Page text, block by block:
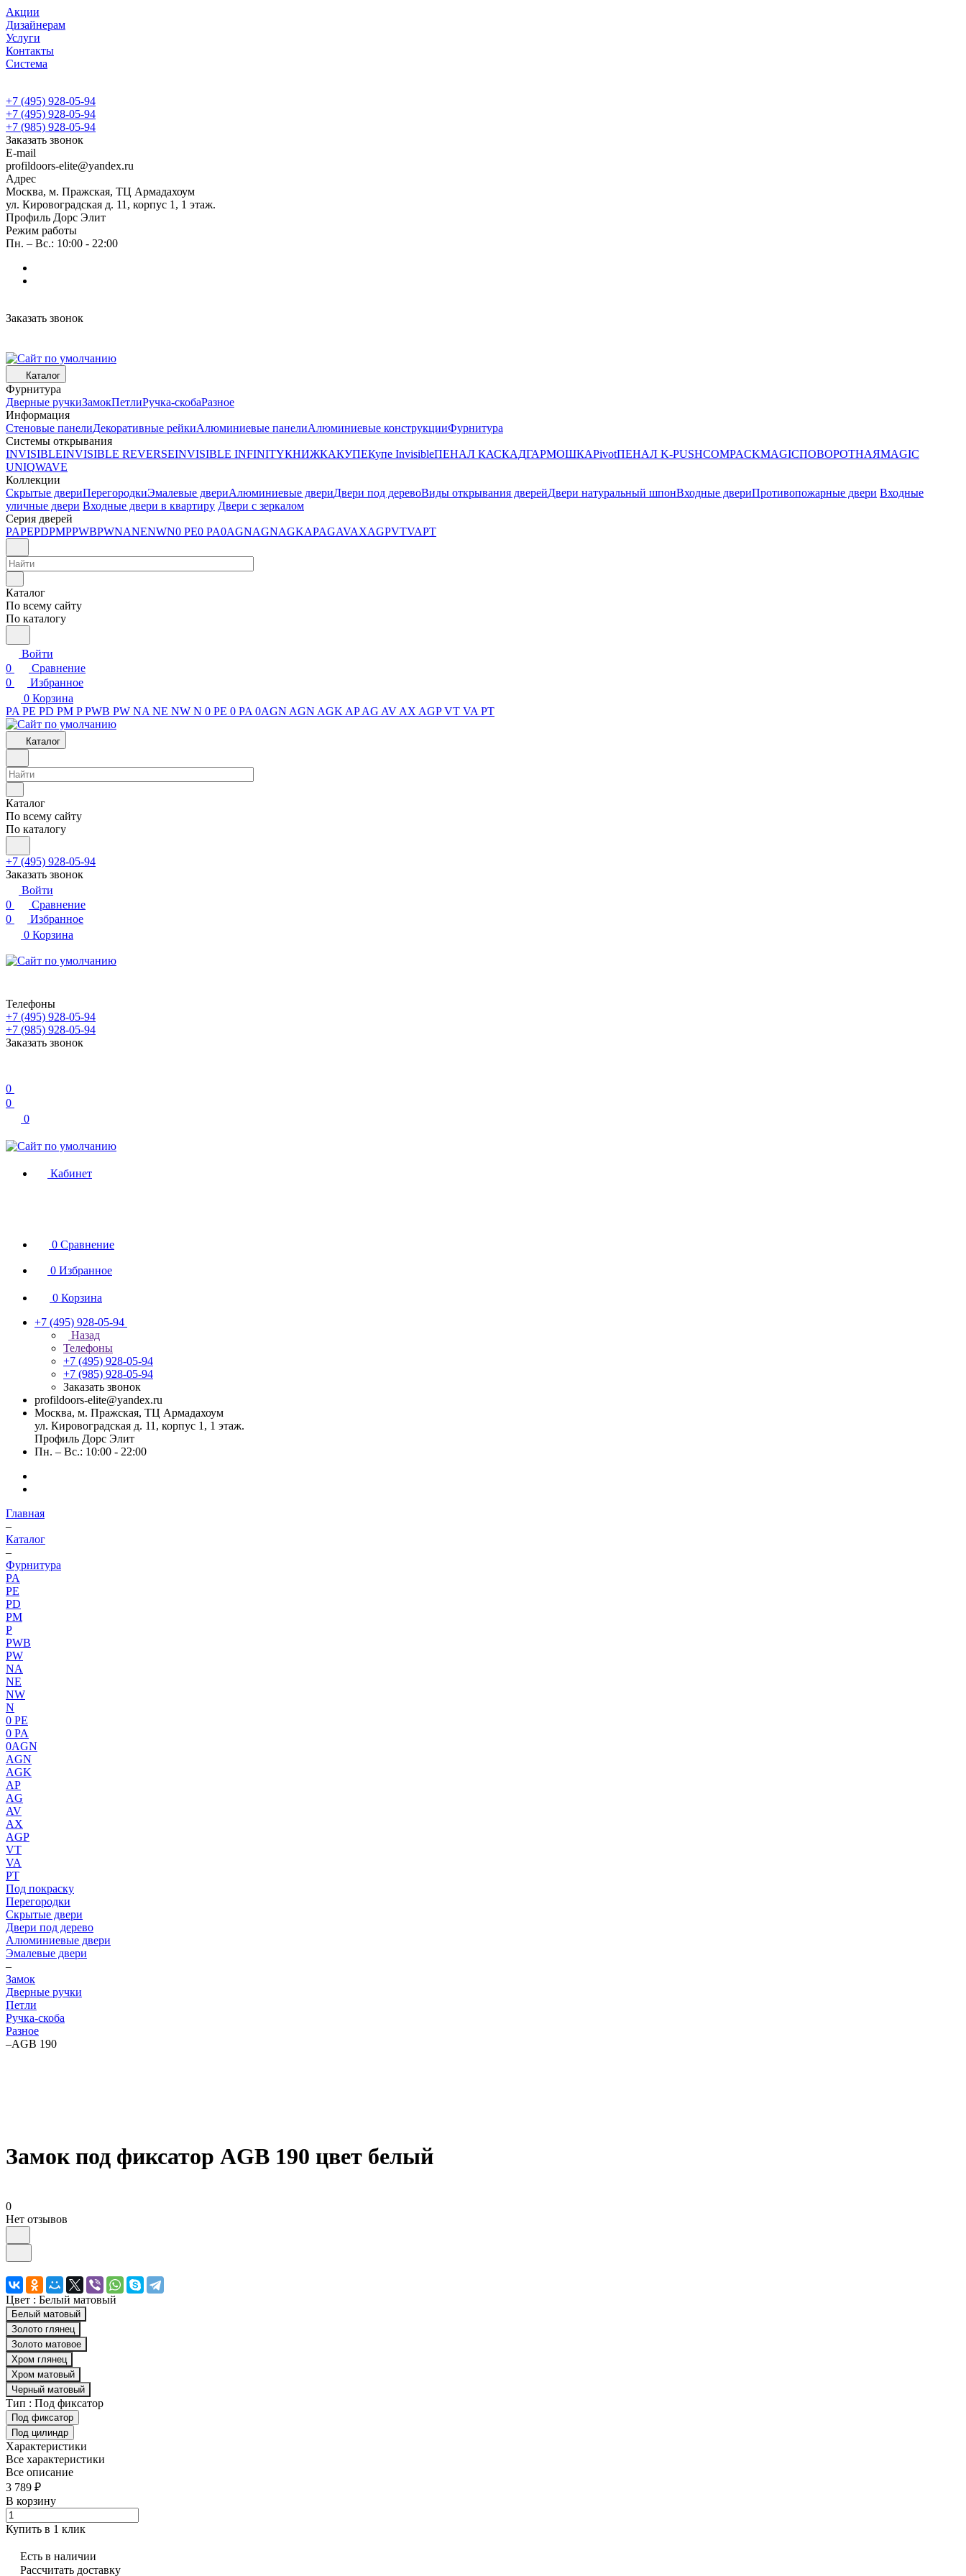
Акции
Дизайнерам
Услуги
Контакты
Система
+7 (495) 928-05-94
+7 (495) 928-05-94
+7 (985) 928-05-94
Заказать звонок
E-mail
profildoors-elite@yandex.ru
Адрес
Москва, м. Пражская, ТЦ Армадахоум
ул. Кировоградская д. 11, корпус 1, 1 этаж.
Профиль Дорс Элит
Режим работы
Пн. – Вс.: 10:00 - 22:00
Заказать звонок
Каталог
Фурнитура
Дверные ручкиЗамокПетлиРучка-скобаРазное
Информация
Стеновые панелиДекоративные рейкиАлюминиевые панелиАлюминиевые конструкцииФурнитура
Системы открывания
INVISIBLEINVISIBLE REVERSEINVISIBLE INFINITYКНИЖКАКУПЕКупе InvisibleПЕНАЛ КАСКАДГАРМОШКАPivotПЕНАЛ K-PUSHCOMPACKMAGICПОВОРОТНАЯMAGIC
UNIQWAVE
Коллекции
Скрытые двериПерегородкиЭмалевые двериАлюминиевые двериДвери под деревоВиды открывания дверейДвери натуральный шпонВходные двериПротивопожарные двери Входные
уличные двери Входные двери в квартиру Двери с зеркалом
Серия дверей
PAPEPDPMPPWBPWNANENWN0 PE0 PA0AGNAGNAGKAPAGAVAXAGPVTVAPT
Каталог
По всему сайту
По каталогу
Войти
0
Сравнение
0
Избранное
0 Корзина
PA PE PD PM P PWB PW NA NE NW N 0 PE 0 PA 0AGN AGN AGK AP AG AV AX AGP VT VA PT
Каталог
Каталог
По всему сайту
По каталогу
+7 (495) 928-05-94
Заказать звонок
Войти
0
Сравнение
0
Избранное
0 Корзина
Телефоны
+7 (495) 928-05-94
+7 (985) 928-05-94
Заказать звонок
0
0
0
Кабинет
0 Сравнение
0 Избранное
0 Корзина
+7 (495) 928-05-94
Назад
Телефоны
+7 (495) 928-05-94
+7 (985) 928-05-94
Заказать звонок
profildoors-elite@yandex.ru
Москва, м. Пражская, ТЦ Армадахоум
ул. Кировоградская д. 11, корпус 1, 1 этаж.
Профиль Дорс Элит
Пн. – Вс.: 10:00 - 22:00
Главная
–
Каталог
–
Фурнитура
PA
PE
PD
PM
P
PWB
PW
NA
NE
NW
N
0 PE
0 PA
0AGN
AGN
AGK
AP
AG
AV
AX
AGP
VT
VA
PT
Под покраску
Перегородки
Скрытые двери
Двери под дерево
Алюминиевые двери
Эмалевые двери
–
Замок
Дверные ручки
Петли
Ручка-скоба
Разное
–AGB 190
Замок под фиксатор AGB 190 цвет белый
0
Нет отзывов
Цвет : Белый матовый
Белый матовый
Золото глянец
Золото матовое
Хром глянец
Хром матовый
Черный матовый
Тип : Под фиксатор
Под фиксатор
Под цилиндр
Характеристики
Все характеристики
Все описание
3 789 ₽
В корзину
Купить в 1 клик
Есть в наличии
Рассчитать доставку